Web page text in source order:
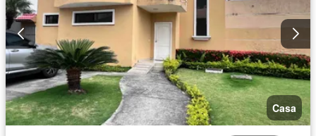
Casa